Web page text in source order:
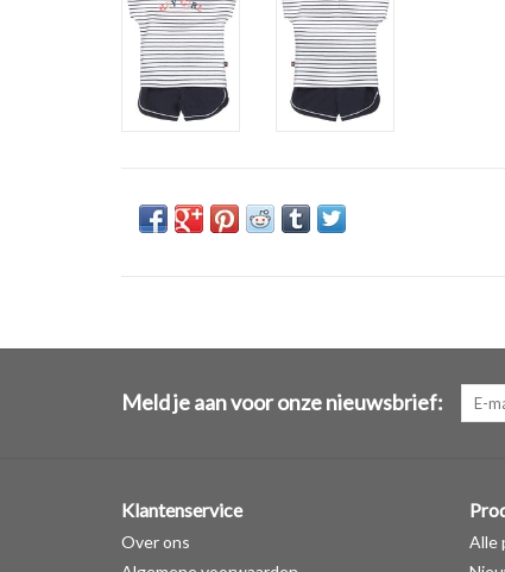
Meld je aan voor onze nieuwsbrief:
Klantenservice
Over ons
Alle